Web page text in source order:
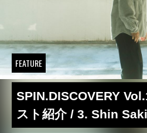
FEATURE
SPIN.DISCOVERY
スト紹介 / 3. Shin